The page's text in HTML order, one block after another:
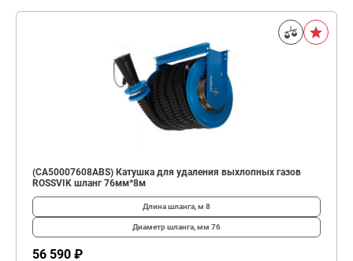
(CA50007608ABS) Катушка для удаления выхлопных газов
ROSSVIK шланг 76мм*8м
Длина шланга, м 8
Диаметр шланга, мм 76
56 590 ₽